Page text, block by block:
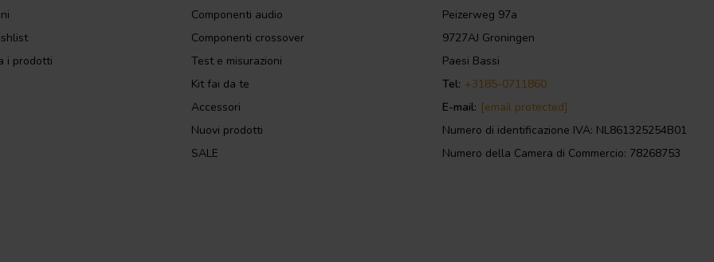
i prodotti
Componenti audio
Componenti crossover
Test e misurazioni
Kit fai da te
Accessori
Nuovi prodotti
SALE
Peizerweg 97a
9727AJ Groningen
Paesi Bassi
Tel: +3185-0711860
E-mail: [email protected]
Numero di identificazione IVA: NL861325254B01
Numero della Camera di Commercio: 78268753